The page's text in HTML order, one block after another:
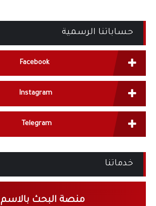
حساباتنا الرسمية
Facebook
Instagram
Telegram
خدماتنا
منصة البحث بالاسم